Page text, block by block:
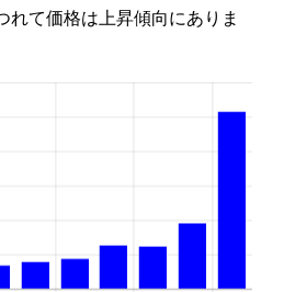
れて価格は上昇傾向にありま